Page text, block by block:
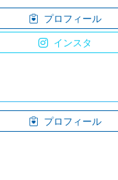
プロフィール
インスタ
プロフィール